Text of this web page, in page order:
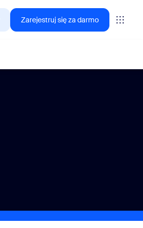
Zarejestruj się za darmo